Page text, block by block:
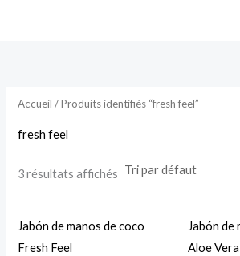
Accueil / Produits identifiés “fresh feel”
fresh feel
3 résultats affichés
Jabón de manos de coco
Fresh Feel
Jabón de
Aloe Vera